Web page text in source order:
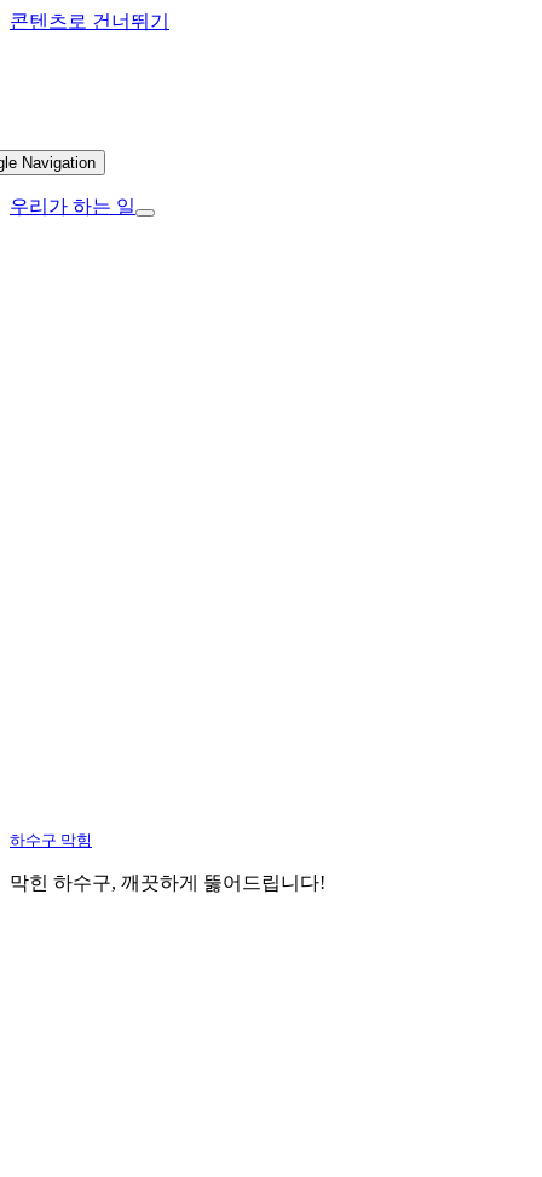
콘텐츠로 건너뛰기
Navigation
우리가 하는 일
하수구 막힘
막힌 하수구, 깨끗하게 뚫어드립니다!